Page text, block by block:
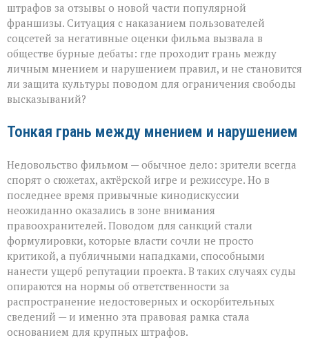
вокруг
отзывов
о
кино
штрафов за отзывы о новой части популярной
франшизы. Ситуация с наказанием пользователей
соцсетей за негативные оценки фильма вызвала в
обществе бурные дебаты: где проходит грань между
личным мнением и нарушением правил, и не становится
ли защита культуры поводом для ограничения свободы
высказываний?
Тонкая грань между мнением и нарушением
Недовольство фильмом — обычное дело: зрители всегда
спорят о сюжетах, актёрской игре и режиссуре. Но в
последнее время привычные кинодискуссии
неожиданно оказались в зоне внимания
правоохранителей. Поводом для санкций стали
формулировки, которые власти сочли не просто
критикой, а публичными нападками, способными
нанести ущерб репутации проекта. В таких случаях суды
опираются на нормы об ответственности за
распространение недостоверных и оскорбительных
сведений — и именно эта правовая рамка стала
основанием для крупных штрафов.